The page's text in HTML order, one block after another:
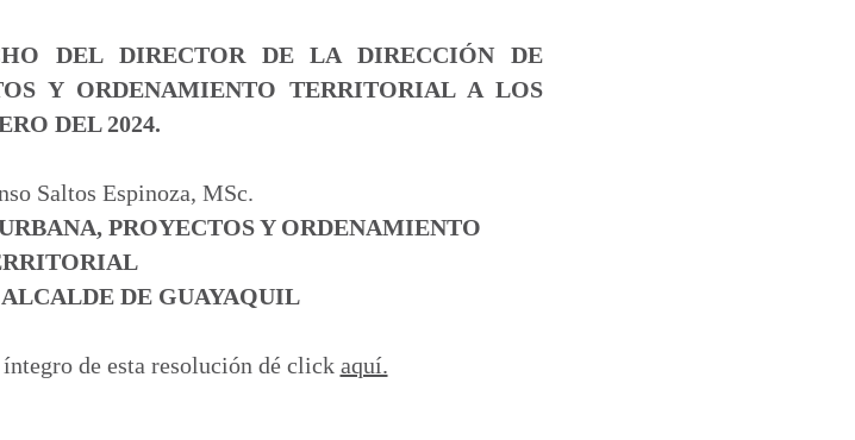
DEL DIRECTOR DE LA DIRECCIÓN DE
Y ORDENAMIENTO TERRITORIAL A LOS
DEL 2024.
Saltos Espinoza, MSc.
PROYECTOS Y ORDENAMIENTO
DE GUAYAQUIL
de esta resolución dé click aquí.